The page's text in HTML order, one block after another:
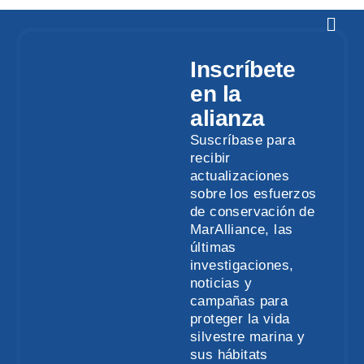
Inscríbete
en la
alianza
Suscríbase para
recibir
actualizaciones
sobre los esfuerzos
de conservación de
MarAlliance, las
últimas
investigaciones,
noticias y
campañas para
proteger la vida
silvestre marina y
sus hábitats